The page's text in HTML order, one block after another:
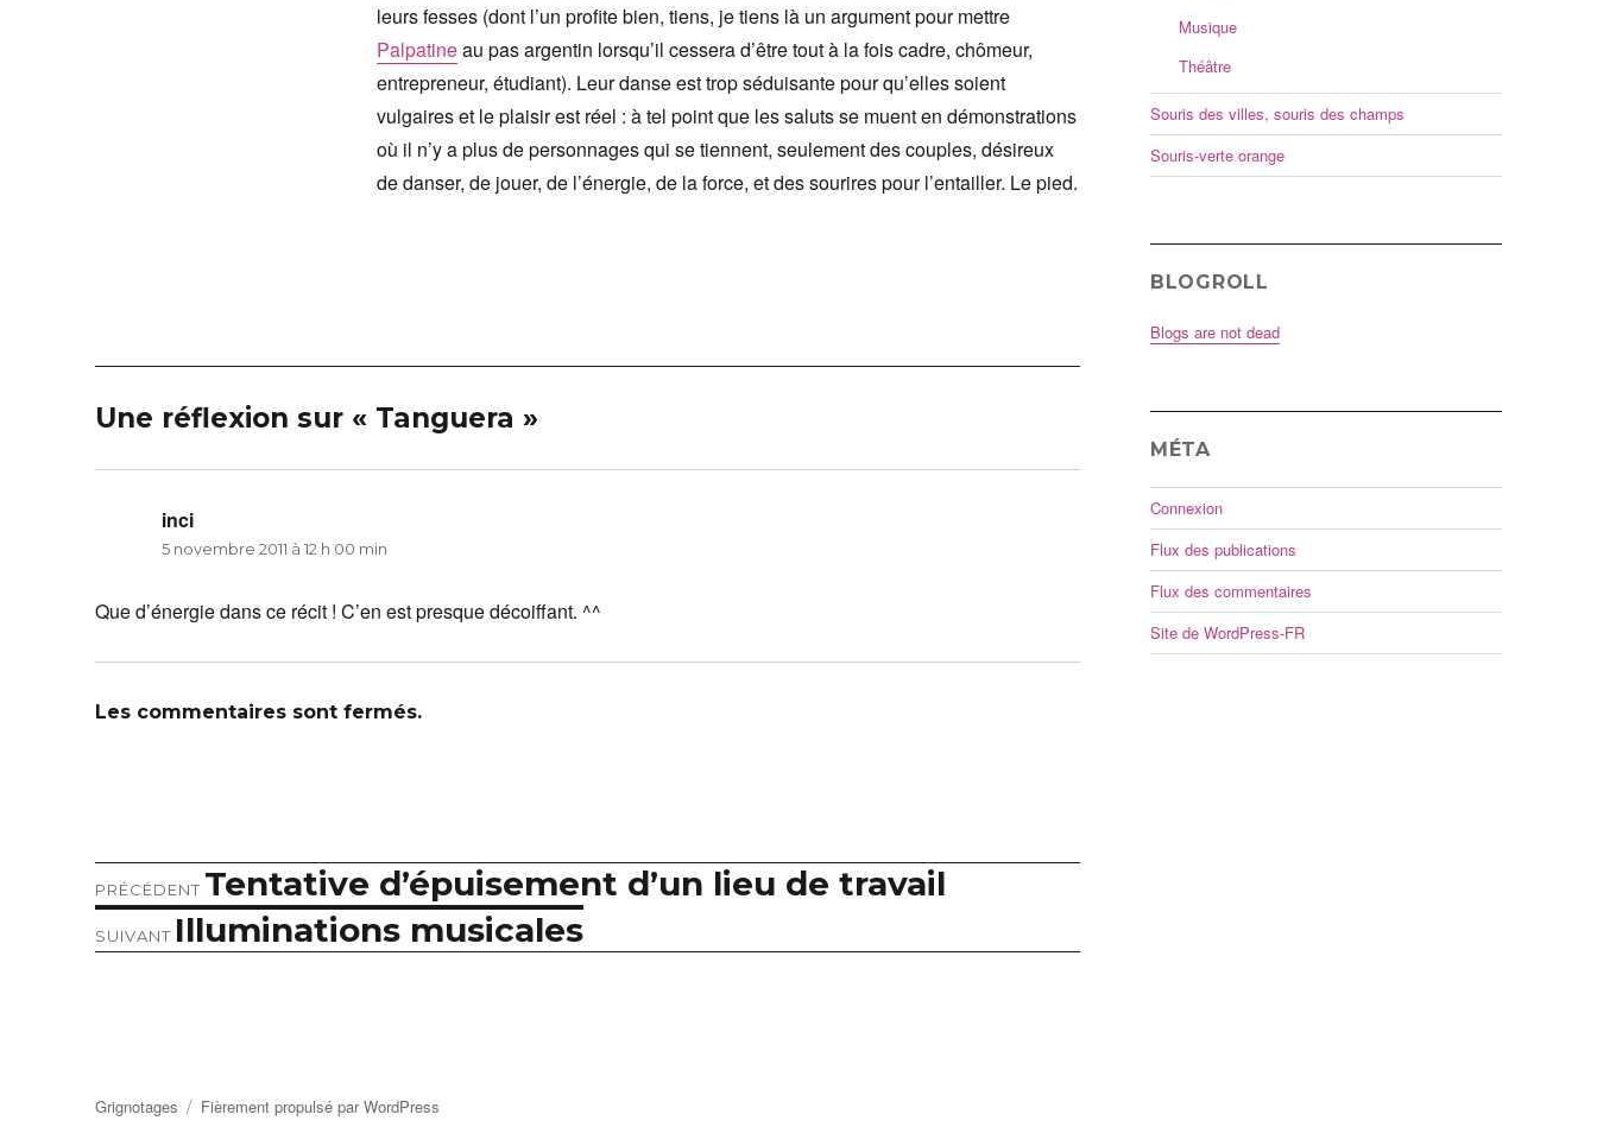
leurs fesses (dont l’un profite bien, tiens, je tiens là un argument pour mettre
Palpatineau pas argentin lorsqu’il cessera d’être tout à la fois cadre, chômeur,
entrepreneur, étudiant). Leur danse est trop séduisante pour qu’elles soient
vulgaires et le plaisir est réel : à tel point que les saluts se muent en démonstrations
où il n’y a plus de personnages qui se tiennent, seulement des couples, désireux
de danser, de jouer, de l’énergie, de la force, et des sourires pour l’entailler. Le pied.
Une réflexion sur « Tanguera »
inci
5 novembre 2011 à 12 h 00 min
Que d’énergie dans ce récit ! C’en est presque décoiffant. ^^
Les commentaires sont fermés.
Navigation
de
PRÉCÉDENT
Article
précédent :
Tentative d’épuisement d’un lieu de travail
SUIVANT
Article
suivant :
Illuminations musicales
Musique
Théâtre
Souris des villes, souris des champs
Souris-verte orange
BLOGROLL
Blogs are not dead
MÉTA
Connexion
Flux des publications
Flux des commentaires
Site de WordPress-FR
Grignotages Fièrement propulsé par WordPress